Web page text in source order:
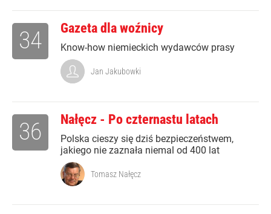
Gazeta dla woźnicy
Know-how niemieckich wydawców prasy
34
Jan Jakubowki
Nałęcz - Po czternastu latach
Polska cieszy się dziś bezpieczeństwem,
jakiego nie zaznała niemal od 400 lat
36
Tomasz Nałęcz